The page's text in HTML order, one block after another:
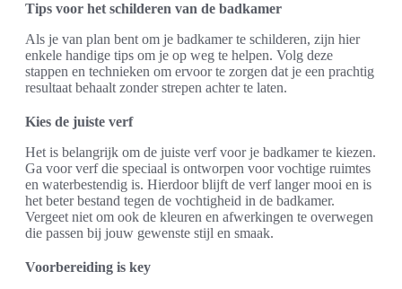
Tips voor het schilderen van de badkamer
Als je van plan bent om je badkamer te schilderen, zijn hier
enkele handige tips om je op weg te helpen. Volg deze
stappen en technieken om ervoor te zorgen dat je een prachtig
resultaat behaalt zonder strepen achter te laten.
Kies de juiste verf
Het is belangrijk om de juiste verf voor je badkamer te kiezen.
Ga voor verf die speciaal is ontworpen voor vochtige ruimtes
en waterbestendig is. Hierdoor blijft de verf langer mooi en is
het beter bestand tegen de vochtigheid in de badkamer.
Vergeet niet om ook de kleuren en afwerkingen te overwegen
die passen bij jouw gewenste stijl en smaak.
Voorbereiding is key